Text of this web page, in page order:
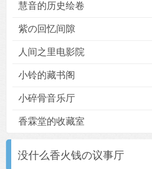
慧音的历史绘卷
紫の回忆间隙
人间之里电影院
小铃的藏书阁
小碎骨音乐厅
香霖堂的收藏室
没什么香火钱の议事厅